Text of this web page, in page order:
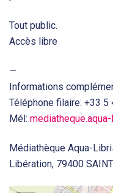
Tout public.
Accès libre
—
Informations
Téléphone filaire: +33 5
Mél:
Médiathèque Aqua-
Libération, 79400